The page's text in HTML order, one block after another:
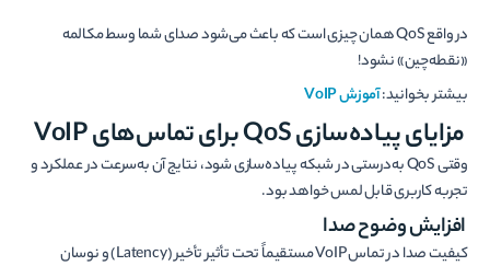
در واقع QoS همان چیزی است که باعث می‌شود صدای شما وسط مکالمه
«نقطه‌چین» نشود!
بیشتر بخوانید:آموزش VoIP
مزایای پیاده‌سازی QoS برای تماس‌های VoIP
وقتی QoS به‌درستی در شبکه پیاده‌سازی شود، نتایج آن به‌سرعت در عملکرد و
تجربه کاربری قابل لمس خواهد بود.
افزایش وضوح صدا
کیفیت صدا در تماس VoIP مستقیماً تحت تأثیر تأخیر (Latency) و نوسان